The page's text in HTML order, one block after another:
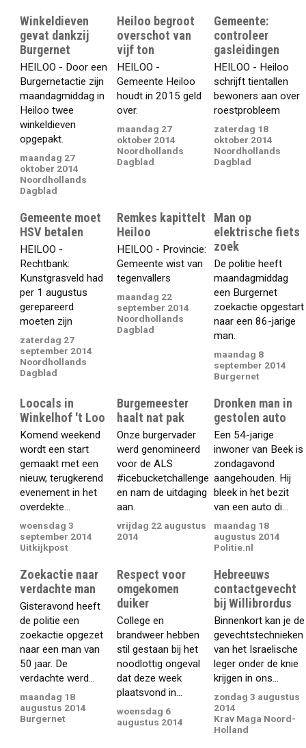
Winkeldieven
gevat dankzij
Burgernet
HEILOO - Door een
Burgernetactie zijn
maandagmiddag in
Heiloo twee
winkeldieven
opgepakt.
maandag 27
oktober 2014
Noordhollands
Dagblad
Heiloo begroot
overschot van
vijf ton
HEILOO -
Gemeente Heiloo
houdt in 2015 geld
over.
maandag 27
oktober 2014
Noordhollands
Dagblad
Gemeente:
controleer
gasleidingen
HEILOO - Heiloo
schrijft tientallen
bewoners aan over
roestprobleem
zaterdag 18
oktober 2014
Noordhollands
Dagblad
Gemeente moet
HSV betalen
HEILOO -
Rechtbank:
Kunstgrasveld had
per 1 augustus
gerepareerd
moeten zijn
zaterdag 27
september 2014
Noordhollands
Dagblad
Remkes kapittelt
Heiloo
HEILOO - Provincie:
Gemeente wist van
tegenvallers
maandag 22
september 2014
Noordhollands
Dagblad
Man op
elektrische fiets
zoek
De politie heeft
maandagmiddag
een Burgernet
zoekactie opgestart
naar een 86-jarige
man.
maandag 8
september 2014
Burgernet
Loocals in
Winkelhof 't Loo
Komend weekend
wordt een start
gemaakt met een
nieuw, terugkerend
evenement in het
overdekte...
woensdag 3
september 2014
Uitkijkpost
Burgemeester
haalt nat pak
Onze burgervader
werd genomineerd
voor de ALS
#icebucketchallenge
en nam de uitdaging
aan.
vrijdag 22 augustus
2014
Dronken man in
gestolen auto
Een 54-jarige
inwoner van Beek is
zondagavond
aangehouden. Hij
bleek in het bezit
van een auto di...
maandag 18
augustus 2014
Politie.nl
Zoekactie naar
verdachte man
Gisteravond heeft
de politie een
zoekactie opgezet
naar een man van
50 jaar. De
verdachte werd...
maandag 18
augustus 2014
Burgernet
Respect voor
omgekomen
duiker
College en
brandweer hebben
stil gestaan bij het
noodlottig ongeval
dat deze week
plaatsvond in...
woensdag 6
augustus 2014
Hebreeuws
contactgevecht
bij Willibrordus
Binnenkort kan je de
gevechtstechnieken
van het Israelische
leger onder de knie
krijgen in ons...
zondag 3 augustus
2014
Krav Maga Noord-
Holland